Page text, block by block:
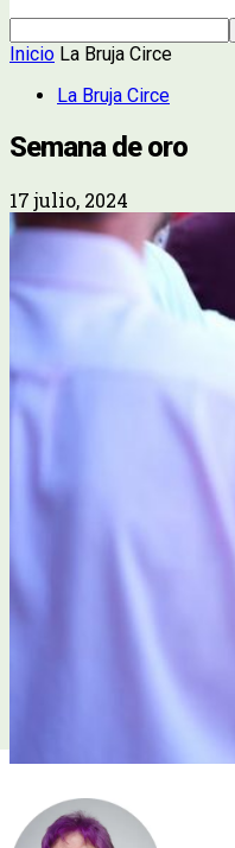
Inicio La Bruja Circe
La Bruja Circe
Semana de oro
17 julio, 2024